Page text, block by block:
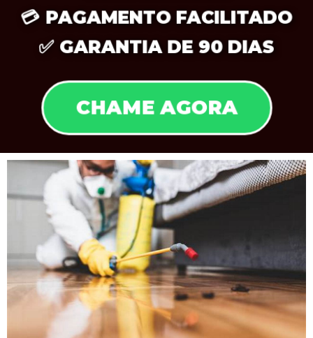
💳 PAGAMENTO FACILITADO
✅ GARANTIA DE 90 DIAS
CHAME AGORA